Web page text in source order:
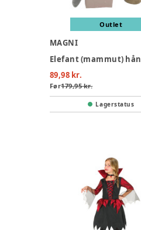
Outlet
MAGNI
89,98 kr.
Før179,95 kr.
Lagerstatus